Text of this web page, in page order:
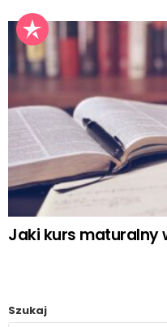
Jaki kurs maturalny
Szukaj